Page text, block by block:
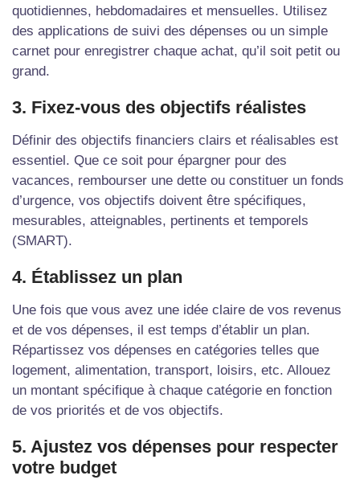
quotidiennes, hebdomadaires et mensuelles. Utilisez
des applications de suivi des dépenses ou un simple
carnet pour enregistrer chaque achat, qu’il soit petit ou
grand.
3. Fixez-vous des objectifs réalistes
Définir des objectifs financiers clairs et réalisables est
essentiel. Que ce soit pour épargner pour des
vacances, rembourser une dette ou constituer un fonds
d’urgence, vos objectifs doivent être spécifiques,
mesurables, atteignables, pertinents et temporels
(SMART).
4. Établissez un plan
Une fois que vous avez une idée claire de vos revenus
et de vos dépenses, il est temps d’établir un plan.
Répartissez vos dépenses en catégories telles que
logement, alimentation, transport, loisirs, etc. Allouez
un montant spécifique à chaque catégorie en fonction
de vos priorités et de vos objectifs.
5. Ajustez vos dépenses pour respecter
votre budget